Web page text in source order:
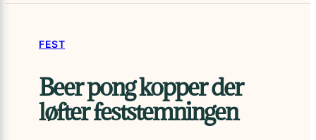
FEST
Beer pong kopper der
løfter feststemningen